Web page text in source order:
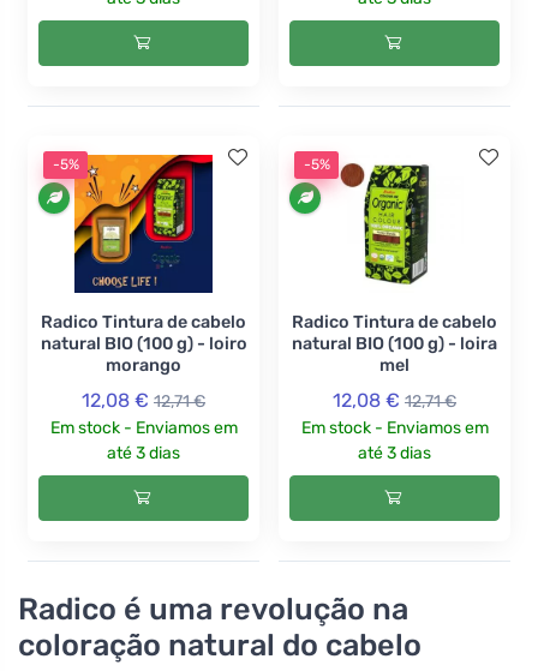
-5%
Radico Tintura de cabelo
natural BIO (100 g) - loiro
morango
12,08 € 12,71 €
Em stock - Enviamos em
até 3 dias
-5%
Radico Tintura de cabelo
natural BIO (100 g) - loira
mel
12,08 € 12,71 €
Em stock - Enviamos em
até 3 dias
Radico é uma revolução na
coloração natural do cabelo